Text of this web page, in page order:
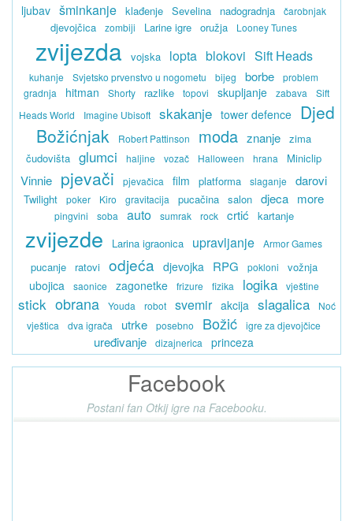
ljubav šminkanje klađenje Sevelina nadogradnja čarobnjak
djevojčica zombiji Larine igre oružja Looney Tunes
zvijezda vojska lopta blokovi Sift Heads
kuhanje Svjetsko prvenstvo u nogometu bijeg borbe
problem
gradnja
hitman Shorty razlike topovi skupljanje zabava
Sift
Heads World
Imagine Ubisoft skakanje tower defence
Djed
Božićnjak
Robert Pattinson moda znanje zima
čudovišta glumci haljine vozač Halloween hrana Miniclip
Vinnie pjevači pjevačica film platforma slaganje darovi
Twilight poker Kiro gravitacija pucačina salon djeca more
pingvini soba auto sumrak rock crtić kartanje
zvijezde Larina igraonica upravljanje Armor Games
pucanje ratovi odjeća djevojka RPG pokloni vožnja
ubojica saonice zagonetke frizure fizika logika vještine
stick obrana Youda robot svemir akcija slagalica
Noć
vještica
dva igrača utrke posebno Božić igre za djevojčice
uređivanje dizajnerica princeza
Facebook
Postani fan Otkij igre na Facebooku.